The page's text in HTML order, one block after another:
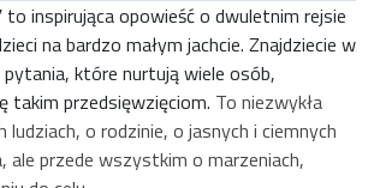
to inspirująca opowieść o dwuletnim rejsie
na bardzo małym jachcie. Znajdziecie w
które nurtują wiele osób,
takim przedsięwzięciom. To niezwykła
ludziach, o rodzinie, o jasnych i ciemnych
ale przede wszystkim o marzeniach,